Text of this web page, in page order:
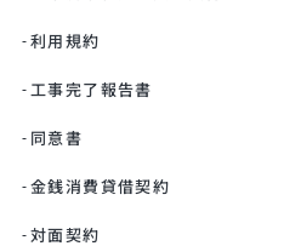
利用規約
工事完了報告書
同意書
金銭消費貸借契約
対面契約